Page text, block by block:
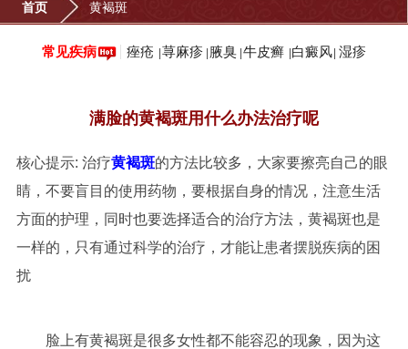
首页 黄褐斑
常见疾病 痤疮 荨麻疹 腋臭 牛皮癣 白癜风 湿疹
满脸的黄褐斑用什么办法治疗呢
核心提示: 治疗黄褐斑的方法比较多，大家要擦亮自己的眼
睛，不要盲目的使用药物，要根据自身的情况，注意生活
方面的护理，同时也要选择适合的治疗方法，黄褐斑也是
一样的，只有通过科学的治疗，才能让患者摆脱疾病的困
扰
脸上有黄褐斑是很多女性都不能容忍的现象，因为这